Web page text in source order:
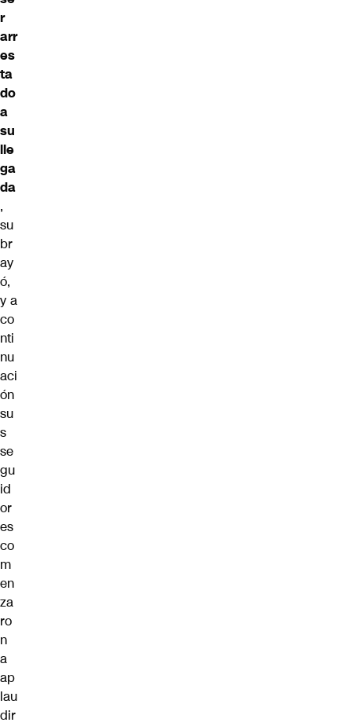
r
arr
es
ta
do
a
su
lle
ga
da
,
su
br
ay
ó,
y a
co
nti
nu
aci
ón
su
s
se
gu
id
or
es
co
m
en
za
ro
n
a
ap
lau
dir